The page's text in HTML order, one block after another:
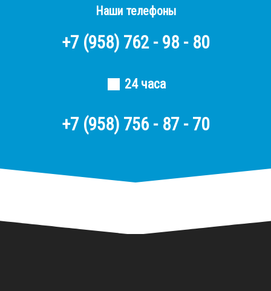
Наши телефоны
+7 (958) 762 - 98 - 80
24 часа
+7 (958) 756 - 87 - 70